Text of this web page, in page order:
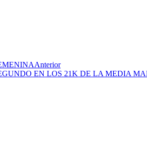
Anterior
EN LOS 21K DE LA MEDIA